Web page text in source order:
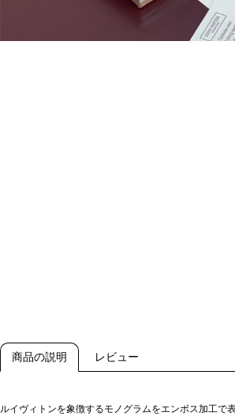
商品の説明 レビュー
ルイヴィトンを象徴するモノグラムをエンボス加工で